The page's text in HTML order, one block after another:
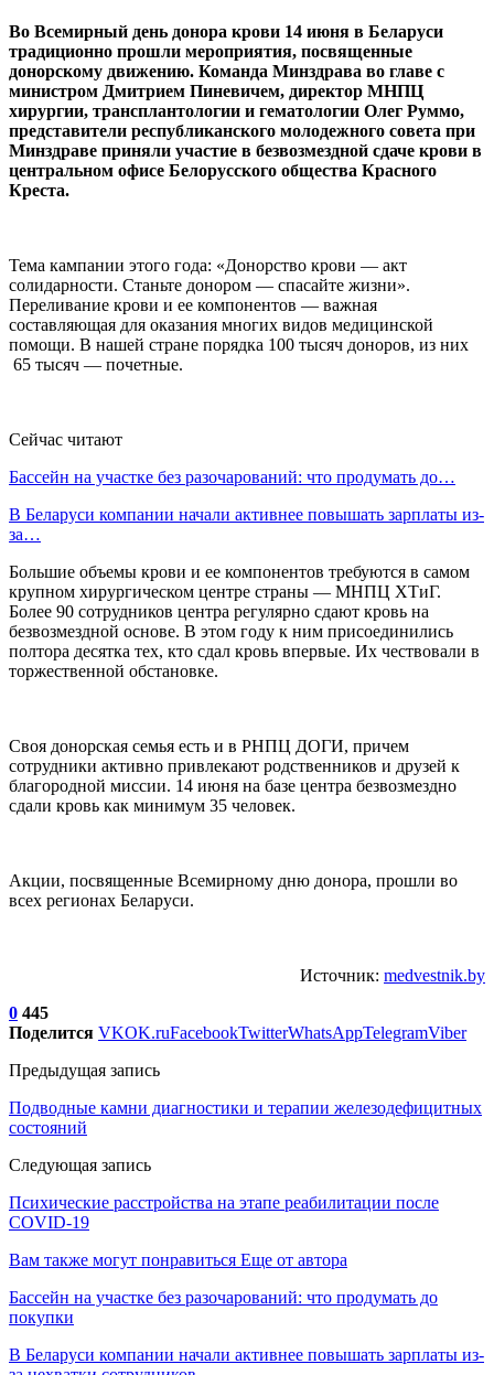
Во Всемирный день донора крови 14 июня в Беларуси
традиционно прошли мероприятия, посвященные
донорскому движению. Команда Минздрава во главе с
министром Дмитрием Пиневичем, директор МНПЦ
хирургии, трансплантологии и гематологии Олег Руммо,
представители республиканского молодежного совета при
Минздраве приняли участие в безвозмездной сдаче крови в
центральном офисе Белорусского общества Красного
Креста.
Тема кампании этого года: «Донорство крови — акт
солидарности. Станьте донором — спасайте жизни».
Переливание крови и ее компонентов — важная
составляющая для оказания многих видов медицинской
помощи. В нашей стране порядка 100 тысяч доноров, из них
65 тысяч — почетные.
Сейчас читают
Бассейн на участке без разочарований: что продумать до…
В Беларуси компании начали активнее повышать зарплаты из-
за…
Большие объемы крови и ее компонентов требуются в самом
крупном хирургическом центре страны — МНПЦ ХТиГ.
Более 90 сотрудников центра регулярно сдают кровь на
безвозмездной основе. В этом году к ним присоединились
полтора десятка тех, кто сдал кровь впервые. Их чествовали в
торжественной обстановке.
Своя донорская семья есть и в РНПЦ ДОГИ, причем
сотрудники активно привлекают родственников и друзей к
благородной миссии. 14 июня на базе центра безвозмездно
сдали кровь как минимум 35 человек.
Акции, посвященные Всемирному дню донора, прошли во
всех регионах Беларуси.
Источник: medvestnik.by
0 445
Поделится VKOK.ruFacebookTwitterWhatsAppTelegramViber
Предыдущая запись
Подводные камни диагностики и терапии железодефицитных
состояний
Следующая запись
Психические расстройства на этапе реабилитации после
COVID-19
Вам также могут понравиться Еще от автора
Бассейн на участке без разочарований: что продумать до
покупки
В Беларуси компании начали активнее повышать зарплаты из-